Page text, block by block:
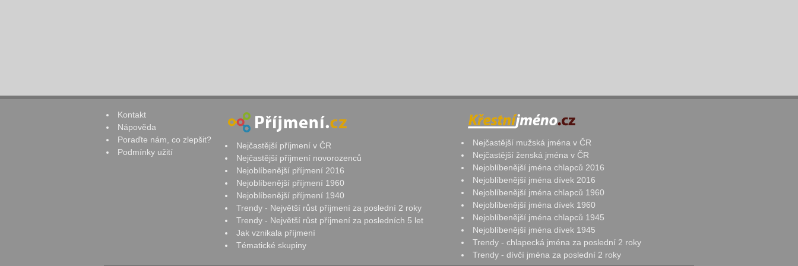
Kontakt
Nápověda
Poraďte nám, co zlepšit?
Podmínky užití
Nejčastější příjmení v ČR
Nejčastější příjmení novorozenců
Nejoblíbenější příjmení 2016
Nejoblíbenější příjmení 1960
Nejoblíbenější příjmení 1940
Trendy - Největší růst příjmení za poslední 2 roky
Trendy - Největší růst příjmení za posledních 5 let
Jak vznikala příjmení
Tématické skupiny
Nejčastější mužská jména v ČR
Nejčastější ženská jména v ČR
Nejoblíbenější jména chlapců 2016
Nejoblíbenější jména dívek 2016
Nejoblíbenější jména chlapců 1960
Nejoblíbenější jména dívek 1960
Nejoblíbenější jména chlapců 1945
Nejoblíbenější jména dívek 1945
Trendy - chlapecká jména za poslední 2 roky
Trendy - dívčí jména za poslední 2 roky